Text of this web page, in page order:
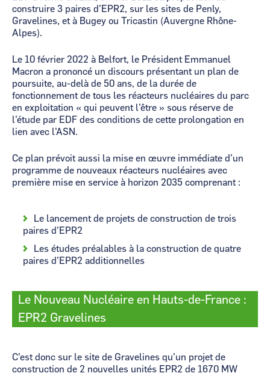
construire 3 paires d’EPR2, sur les sites de Penly,
Gravelines, et à Bugey ou Tricastin (Auvergne Rhône-
Alpes).
Le 10 février 2022 à Belfort, le Président Emmanuel
Macron a prononcé un discours présentant un plan de
poursuite, au-delà de 50 ans, de la durée de
fonctionnement de tous les réacteurs nucléaires du parc
en exploitation « qui peuvent l’être » sous réserve de
l’étude par EDF des conditions de cette prolongation en
lien avec l’ASN.
Ce plan prévoit aussi la mise en œuvre immédiate d’un
programme de nouveaux réacteurs nucléaires avec
première mise en service à horizon 2035 comprenant :
Le lancement de projets de construction de trois
paires d’EPR2
Les études préalables à la construction de quatre
paires d’EPR2 additionnelles
Le Nouveau Nucléaire en Hauts-de-France :
EPR2 Gravelines
C’est donc sur le site de Gravelines qu’un projet de
construction de 2 nouvelles unités EPR2 de 1670 MW